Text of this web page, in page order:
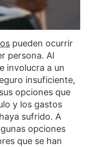
pueden ocurrir
persona. Al
involucra a un
insuficiente,
opciones que
y los gastos
sufrido. A
opciones
que se han